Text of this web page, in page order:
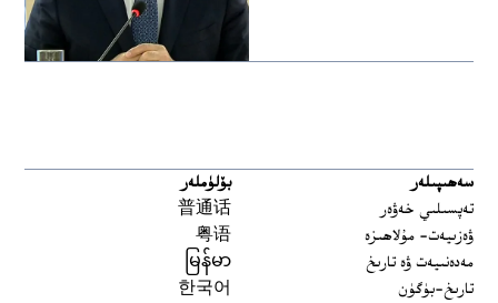
سەھىپىلەر
تەپسىلىي خەۋەر
ۋەزىيەت- مۇلاھىزە
مەدەنىيەت ۋە تارىخ
تارىخ-بۈگۈن
بۆلۈملەر
普通话
粤语
မြန်မာ
한국어